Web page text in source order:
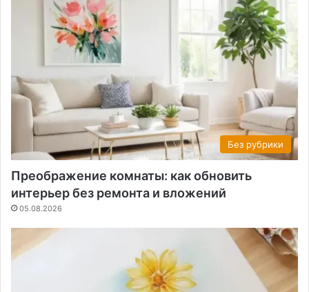
Без рубрики
Преображение комнаты: как обновить
интерьер без ремонта и вложений
05.08.2026